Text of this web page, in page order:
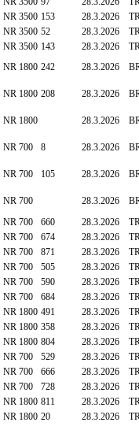
NR 3500 153 28.3.2026
NR 3500 52 28.3.2026
NR 3500 143 28.3.2026
NR 1800 242 28.3.2026
NR 1800 208 28.3.2026
NR 1800 28.3.2026
NR 700 8 28.3.2026
NR 700 105 28.3.2026
NR 700 28.3.2026
NR 700 660 28.3.2026
NR 700 674 28.3.2026
NR 700 871 28.3.2026
NR 700 505 28.3.2026
NR 700 590 28.3.2026
NR 700 684 28.3.2026
NR 1800 491 28.3.2026
NR 1800 358 28.3.2026
NR 1800 804 28.3.2026
NR 700 529 28.3.2026
NR 700 666 28.3.2026
NR 700 728 28.3.2026
NR 1800 811 28.3.2026
NR 1800 20 28.3.2026